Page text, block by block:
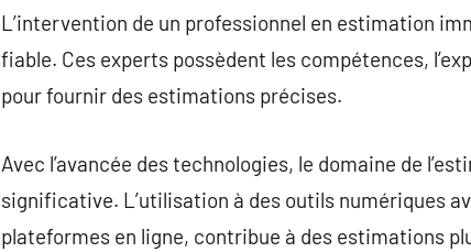
L’intervention de un professionnel en estimation
fiable. Ces experts possèdent les compétences,
pour fournir des estimations précises.
Avec l’avancée des technologies, le domaine de
significative. L’utilisation à des outils numériques
plateformes en ligne, contribue à des estimations